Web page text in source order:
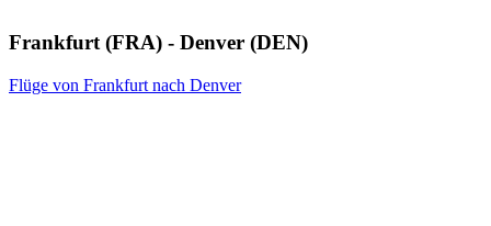
Frankfurt (FRA) - Denver (DEN)
Flüge von Frankfurt nach Denver